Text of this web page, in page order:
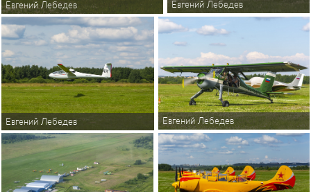
Евгений Лебедев Евгений Лебедев
Евгений Лебедев Евгений Лебедев